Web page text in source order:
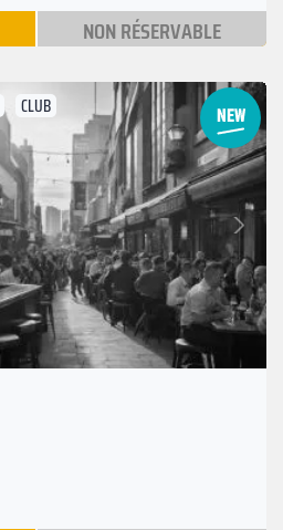
NON RÉSERVABLE
CLUB
Suivant